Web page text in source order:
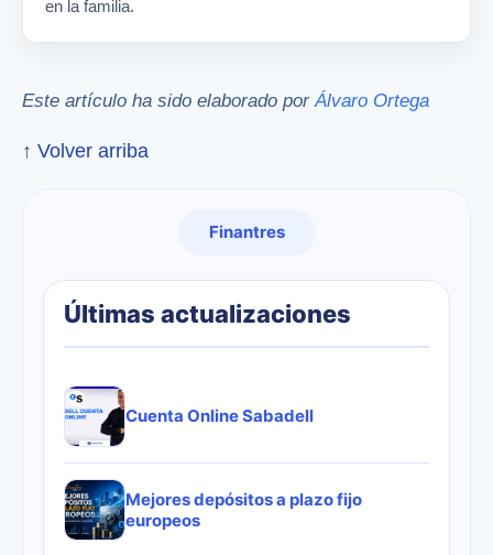
en la familia.
Este artículo ha sido elaborado por Álvaro Ortega
↑ Volver arriba
Finantres
Últimas actualizaciones
Cuenta Online Sabadell
Mejores depósitos a plazo fijo
europeos